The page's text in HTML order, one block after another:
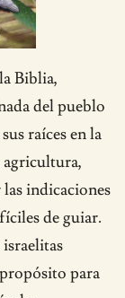
Biblia,
del pueblo
raíces en la
agricultura,
las indicaciones
de guiar.
para